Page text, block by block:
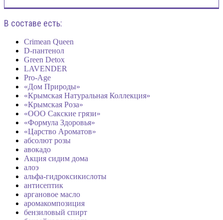
В составе есть:
Crimean Queen
D-пантенол
Green Detox
LAVENDER
Pro-Age
«Дом Природы»
«Крымская Натуральная Коллекция»
«Крымская Роза»
«ООО Сакские грязи»
«Формула Здоровья»
«Царство Ароматов»
абсолют розы
авокадо
Акция сидим дома
алоэ
альфа-гидроксикислоты
антисептик
аргановое масло
аромакомпозиция
бензиловый спирт